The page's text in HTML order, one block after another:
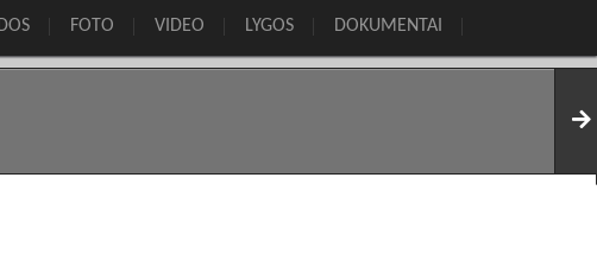
FOTO VIDEO LYGOS DOKUMENTAI